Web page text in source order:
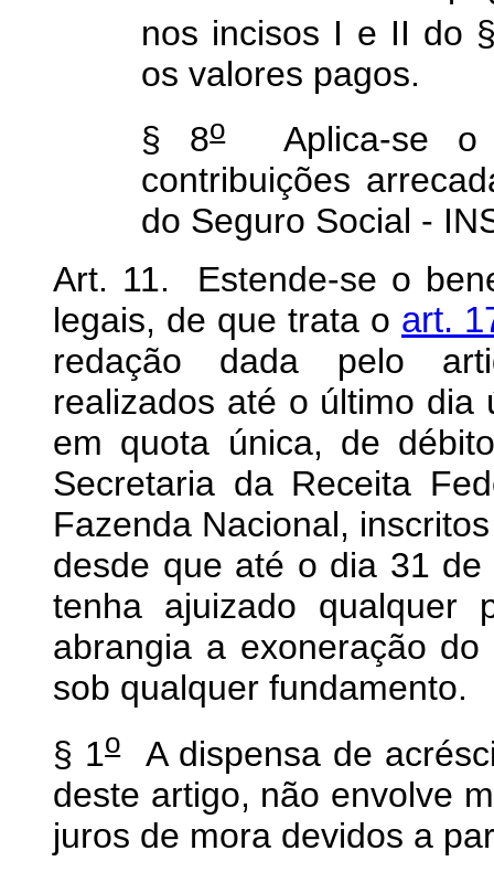
nos incisos I e II do
os valores pagos.
§ 8oAplica-se o
contribuições
do Seguro Social -
Art. 11. Estende-se o
legais, de que trata o art.
redação dada pelo
realizados até o último
em quota única, de
Secretaria da Receita
Fazenda Nacional,
desde que até o dia 31
tenha ajuizado qualquer
abrangia a exoneração
sob qualquer fundamento.
§ 1oA dispensa de
deste artigo, não envolve
juros de mora devidos a